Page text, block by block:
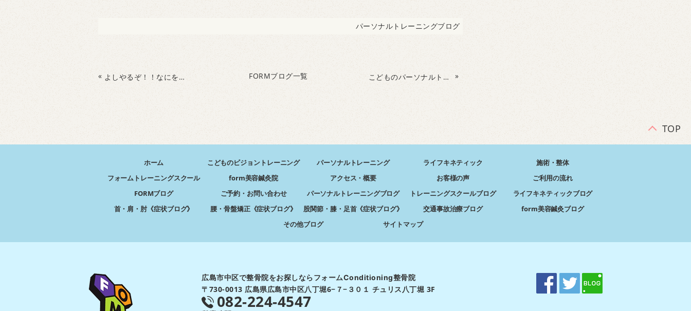
パーソナルトレーニングブログ
« よしやるぞ！！なにを！？ FORMブログ一覧 こどものパーソナルトレーニングしませんか？？ »
TOP
ホーム こどものビジョントレーニング パーソナルトレーニング ライフキネティック
施術・整体
フォームトレーニングスクール
form美容鍼灸院 アクセス・概要 お客様の声
ご利用の流れ
FORMブログ
ご予約・お問い合わせ パーソナルトレーニングブログ トレーニングスクールブログ
ライフキネティックブログ
首・肩・肘《症状ブログ》
腰・骨盤矯正《症状ブログ》 股関節・膝・足首《症状ブログ》 交通事故治療ブログ
form美容鍼灸ブログ
その他ブログ
サイトマップ
広島市中区で整骨院をお探しならフォームConditioning整骨院
〒730-0013 広島県広島市中区八丁堀6−７−３０１ チュリス八丁堀 3F
082-224-4547